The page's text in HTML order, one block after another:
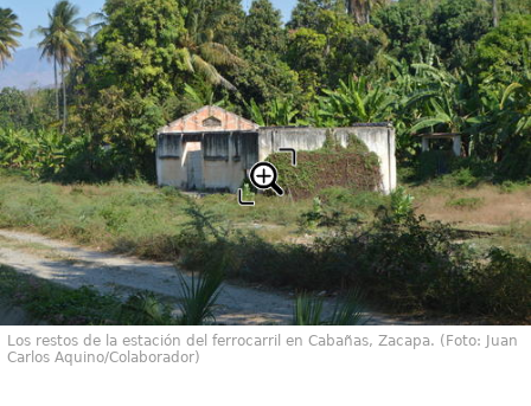
Los restos de la estación del ferrocarril en Cabañas, Zacapa. (Foto: Juan
Carlos Aquino/Colaborador)